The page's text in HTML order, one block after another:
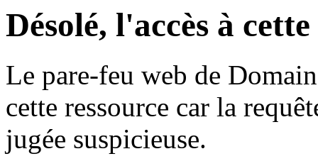
Désolé, l'accès à
Le pare-feu web de
cette ressource car la
jugée suspicieuse.